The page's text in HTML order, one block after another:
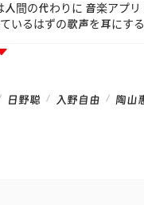
間の代わりに 音楽アプ
いるはずの歌声を耳にす
語。」
日野聪 / 入野自由 / 陶山